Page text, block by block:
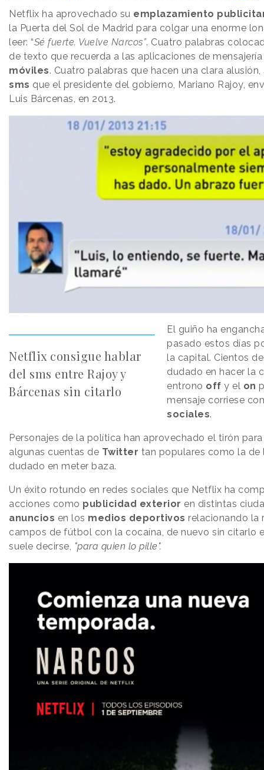
Netflix ha aprovechado su emplazamiento
la Puerta del Sol de Madrid para colgar una enorme
leer: “Sé fuerte. Vuelve Narcos”. Cuatro palabras
de texto que recuerda a las aplicaciones de
móviles. Cuatro palabras que hacen una clara
sms que el presidente del gobierno, Mariano Rajoy,
Luis Bárcenas, en 2013.
Netflix consigue hablar
del sms entre Rajoy y
Bárcenas sin citarlo
El guiño ha
pasado estos días
la capital. Cientos
dudado en hacer la
entrono off y el on
mensaje corriese
sociales.
Personajes de la política han aprovechado el tirón
algunas cuentas de Twitter tan populares como la
dudado en meter baza.
Un éxito rotundo en redes sociales que Netflix ha
acciones como publicidad exterior en distintas
anuncios en los medios deportivos relacionando la
campos de fútbol con la cocaína, de nuevo sin citarlo
suele decirse, "para quien lo pille".